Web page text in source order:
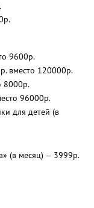
9600р.
вместо 120000р.
8000р.
96000р.
для детей (в
(в месяц) — 3999р.